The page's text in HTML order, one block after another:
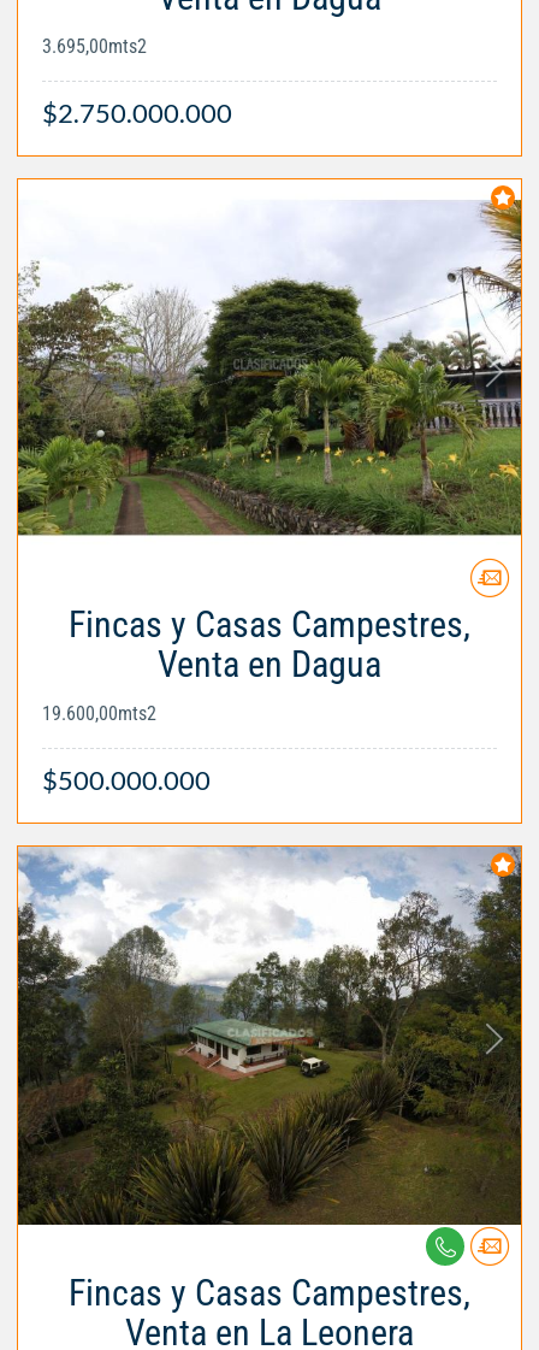
3.695,00mts2
$2.750.000.000
Fincas y Casas Campestres,
Venta en Dagua
19.600,00mts2
$500.000.000
Fincas y Casas Campestres,
Venta en La Leonera